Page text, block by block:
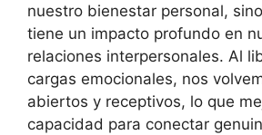
nuestro bienestar personal,
tiene un impacto profundo en
relaciones interpersonales. Al
cargas emocionales, nos
abiertos y receptivos, lo que
capacidad para conectar